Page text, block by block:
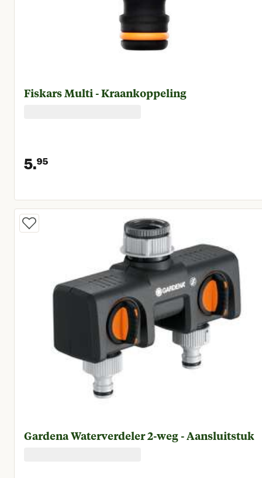
Fiskars Multi - Kraankoppeling
5.95
Huidige prijs € 5,95
Gardena Waterverdeler 2-weg - Aansluitstuk